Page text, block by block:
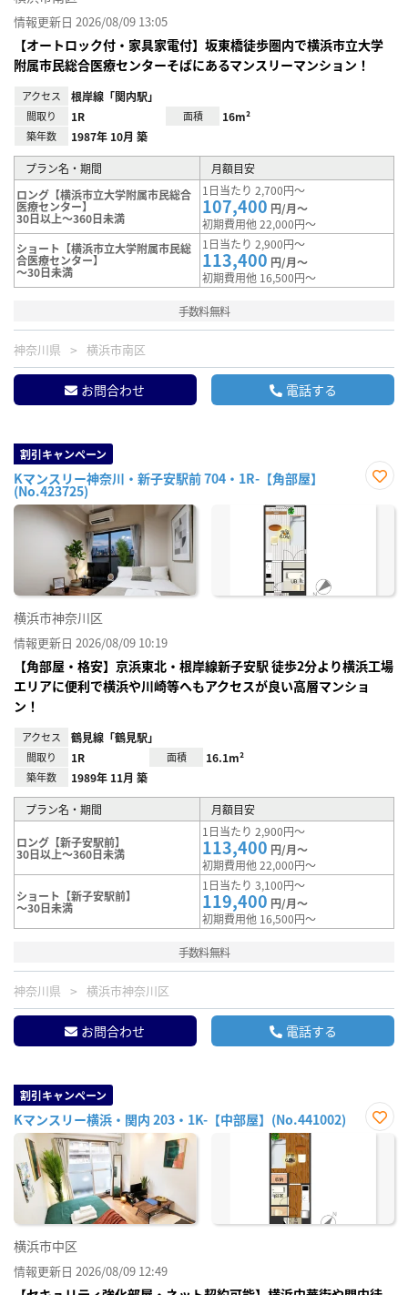
情報更新日 2026/08/09 13:05
【オートロック付・家具家電付】坂東橋徒歩圏内で横浜市立大学
附属市民総合医療センターそばにあるマンスリーマンション！
アクセス 根岸線「関内駅」
間取り 1R 面積 16m²
築年数 1987年 10月 築
プラン名・期間
月額目安
ロング【横浜市立大学附属市民総合
医療センター】
30日以上～360日未満
1日当たり 2,700円～
107,400 円/月～
初期費用他 22,000円～
ショート【横浜市立大学附属市民総
合医療センター】
～30日未満
1日当たり 2,900円～
113,400 円/月～
初期費用他 16,500円～
手数料無料
神奈川県 横浜市南区
お問合わせ 電話する
割引キャンペーン
Kマンスリー神奈川・新子安駅前 704・1R-【角部屋】
(No.423725)
に入
横浜市神奈川区
情報更新日 2026/08/09 10:19
【角部屋・格安】京浜東北・根岸線新子安駅 徒歩2分より横浜工場
エリアに便利で横浜や川崎等へもアクセスが良い高層マンショ
ン！
アクセス 鶴見線「鶴見駅」
間取り 1R 面積 16.1m²
築年数 1989年 11月 築
プラン名・期間 月額目安
ロング【新子安駅前】
30日以上～360日未満
1日当たり 2,900円～
113,400 円/月～
初期費用他 22,000円～
ショート【新子安駅前】
～30日未満
1日当たり 3,100円～
119,400 円/月～
初期費用他 16,500円～
手数料無料
神奈川県 横浜市神奈川区
お問合わせ 電話する
割引キャンペーン
Kマンスリー横浜・関内 203・1K-【中部屋】(No.441002)
お気
横浜市中区
情報更新日 2026/08/09 12:49